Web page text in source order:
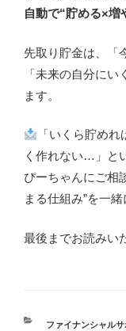
自動で“貯める×増
先取り貯金は、「
「未来の自分に
ます。
「いくら貯め
く作れない…」と
ぴーちゃんにご相
まる仕組み”を一
最後までお読みい
ファイナンシャルサ